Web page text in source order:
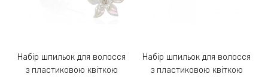
Набір шпильок для волосся
з пластиковою квіткою
Набір шпильок для волосся
з пластиковою квіткою